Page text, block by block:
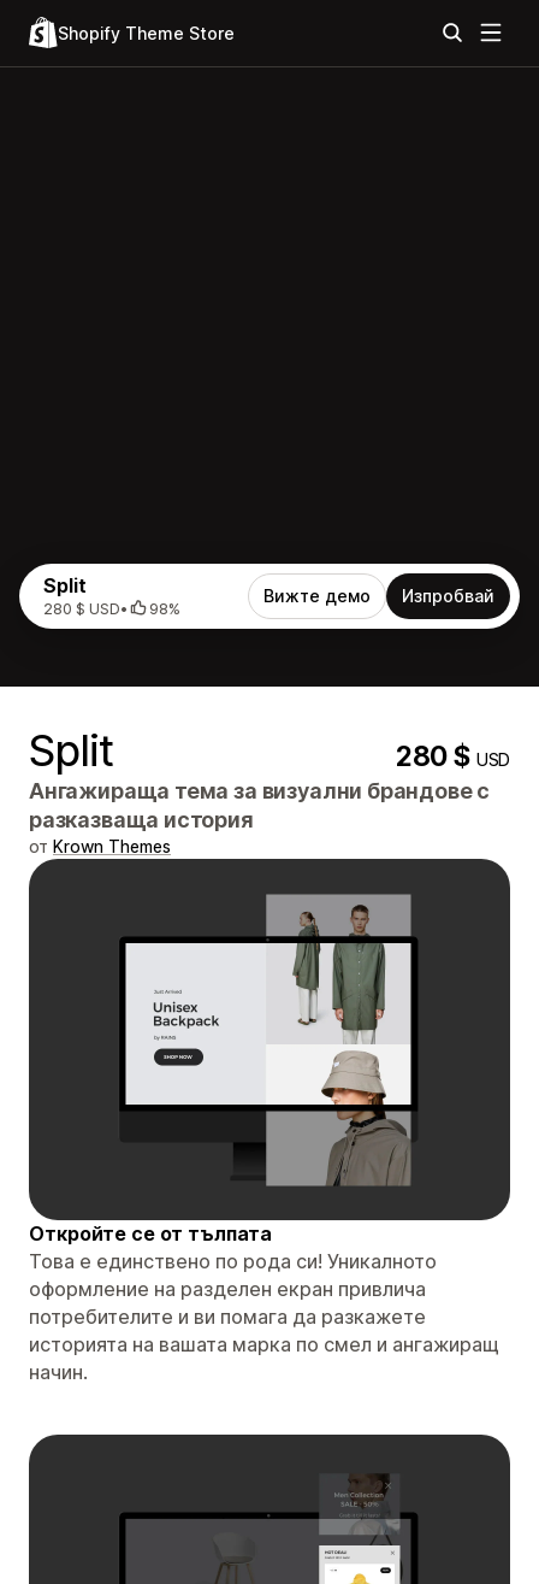
Shopify Theme Store
Split
280 $ USD• 98%
Вижте демо Изпробвай
Split 280 $USD
Ангажираща тема за визуални брандове с
разказваща история
от Krown Themes
Откройте се от тълпата
Това е единствено по рода си! Уникалното
оформление на разделен екран привлича
потребителите и ви помага да разкажете
историята на вашата марка по смел и ангажиращ
начин.